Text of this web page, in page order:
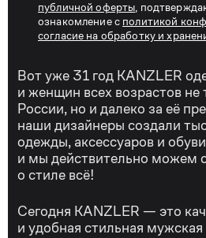
публичной оферты ,
ознакомление с политикой
согласие на обработку и
Вот уже 31 год KANZLER
и женщин всех возрастов не
России, но и далеко за её
наши дизайнеры создали
одежды, аксессуаров и
и мы действительно можем
о стиле всё!
Сегодня KANZLER — это
и удобная стильная